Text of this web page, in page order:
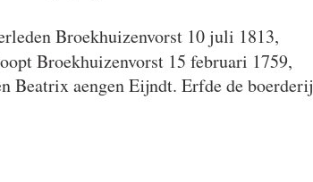
Broekhuizenvorst 10 juli 1813,
Broekhuizenvorst 15 februari 1759,
Beatrix aengen Eijndt. Erfde de boerderij